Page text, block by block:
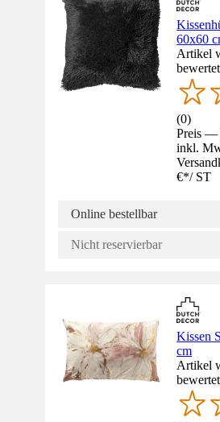
60x60
Artikel
(0)
Preis —
inkl.
€*/ ST
Online bestellbar
Nicht reservierbar
Kissen
cm
Artikel